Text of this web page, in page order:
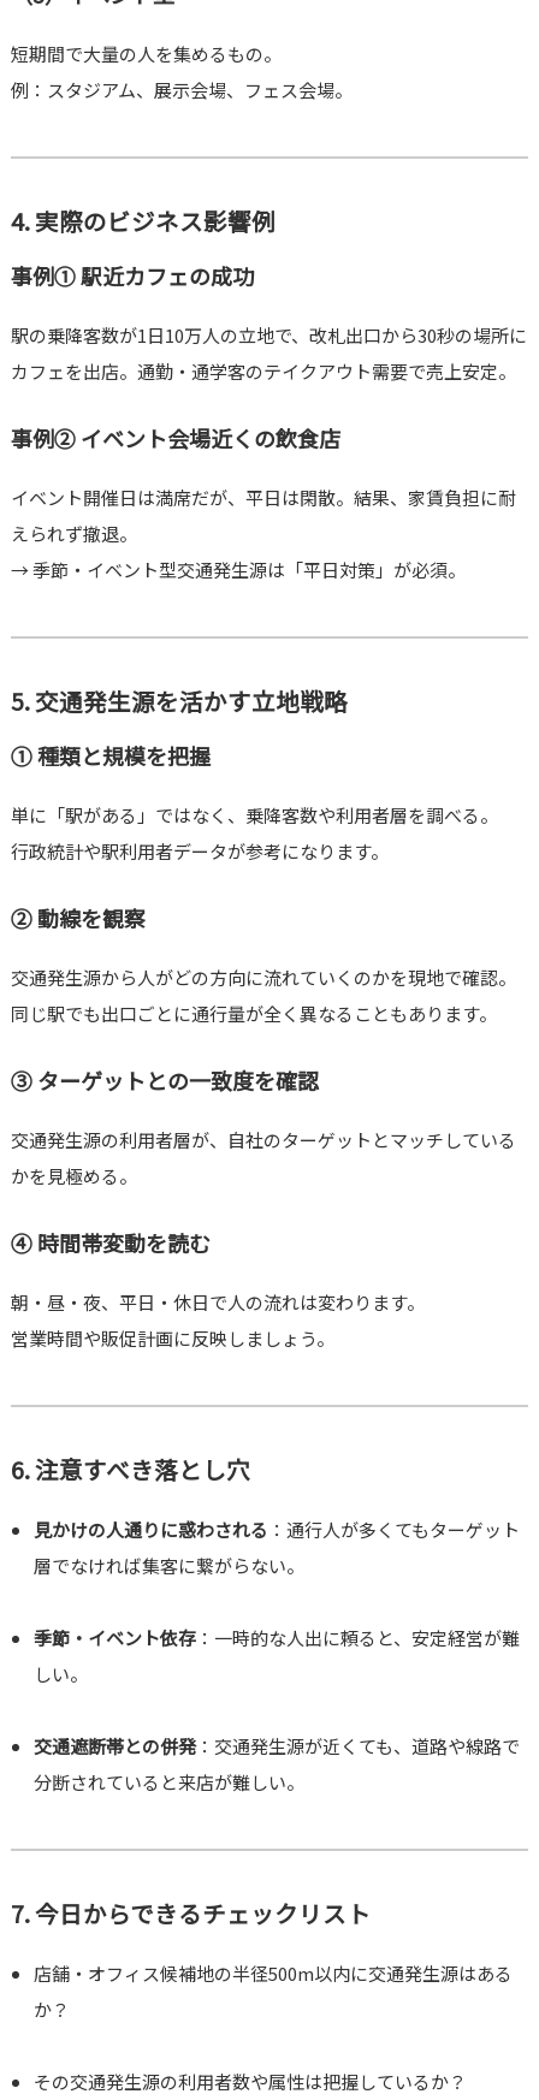
短期間で大量の人を集めるもの。
例：スタジアム、展示会場、フェス会場。
4. 実際のビジネス影響例
事例① 駅近カフェの成功
駅の乗降客数が1日10万人の立地で、改札出口から30秒の場所に
カフェを出店。通勤・通学客のテイクアウト需要で売上安定。
事例② イベント会場近くの飲食店
イベント開催日は満席だが、平日は閑散。結果、家賃負担に耐
えられず撤退。
→ 季節・イベント型交通発生源は「平日対策」が必須。
5. 交通発生源を活かす立地戦略
① 種類と規模を把握
単に「駅がある」ではなく、乗降客数や利用者層を調べる。
行政統計や駅利用者データが参考になります。
② 動線を観察
交通発生源から人がどの方向に流れていくのかを現地で確認。
同じ駅でも出口ごとに通行量が全く異なることもあります。
③ ターゲットとの一致度を確認
交通発生源の利用者層が、自社のターゲットとマッチしている
かを見極める。
④ 時間帯変動を読む
朝・昼・夜、平日・休日で人の流れは変わります。
営業時間や販促計画に反映しましょう。
6. 注意すべき落とし穴
見かけの人通りに惑わされる ：通行人が多くてもターゲット
層でなければ集客に繋がらない。
季節・イベント依存 ：一時的な人出に頼ると、安定経営が難
しい。
交通遮断帯との併発：交通発生源が近くても、道路や線路で
分断されていると来店が難しい。
7. 今日からできるチェックリスト
店舗・オフィス候補地の半径500m以内に交通発生源はある
か？
その交通発生源の利用者数や属性は把握しているか？